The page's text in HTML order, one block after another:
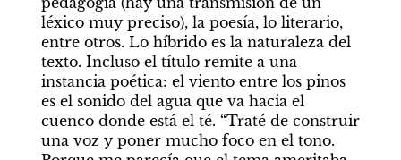
léxico muy preciso), la poesía, lo literario,
entre otros. Lo híbrido es la naturaleza del
texto. Incluso el título remite a una
instancia poética: el viento entre los pinos
es el sonido del agua que va hacia el
cuenco donde está el té. “Traté de construir
una voz y poner mucho foco en el tono.